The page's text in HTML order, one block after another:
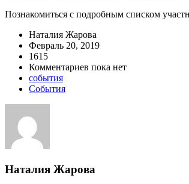
Познакомиться с подробным списком
Наталия Жарова
Февраль 20, 2019
1615
Комментариев пока нет
события
События
Наталия Жарова